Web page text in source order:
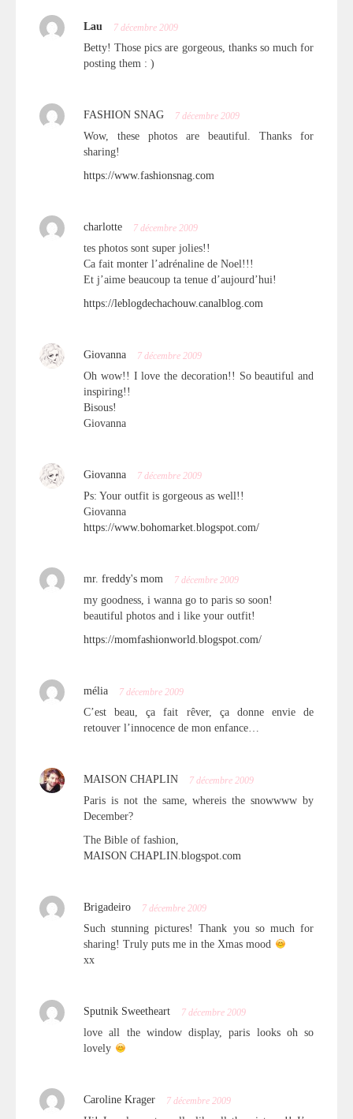
Lau 7 décembre 2009
Betty! Those pics are gorgeous, thanks so much for
posting them : )
FASHION SNAG 7 décembre 2009
Wow, these photos are beautiful. Thanks for
sharing!
https://www.fashionsnag.com
charlotte 7 décembre 2009
tes photos sont super jolies!!
Ca fait monter l’adrénaline de Noel!!!
Et j’aime beaucoup ta tenue d’aujourd’hui!
https://leblogdechachouw.canalblog.com
Giovanna 7 décembre 2009
Oh wow!! I love the decoration!! So beautiful and
inspiring!!
Bisous!
Giovanna
Giovanna 7 décembre 2009
Ps: Your outfit is gorgeous as well!!
Giovanna
https://www.bohomarket.blogspot.com/
mr. freddy's mom 7 décembre 2009
my goodness, i wanna go to paris so soon!
beautiful photos and i like your outfit!
https://momfashionworld.blogspot.com/
mélia 7 décembre 2009
C’est beau, ça fait rêver, ça donne envie de
retouver l’innocence de mon enfance…
MAISON CHAPLIN 7 décembre 2009
Paris is not the same, whereis the snowwww by
December?
The Bible of fashion,
MAISON CHAPLIN.blogspot.com
Brigadeiro 7 décembre 2009
Suchstunning pictures! Thank you so much for
sharing! Truly puts me in the Xmas mood
xx
Sputnik Sweetheart 7 décembre 2009
love all the window display, paris looks oh so
lovely
Caroline Krager 7 décembre 2009